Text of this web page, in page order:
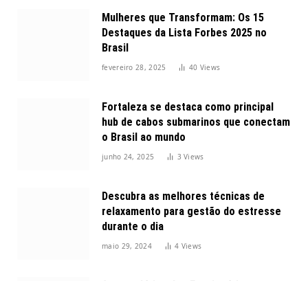
Mulheres que Transformam: Os 15
Destaques da Lista Forbes 2025 no
Brasil
fevereiro 28, 2025 40 Views
Fortaleza se destaca como principal
hub de cabos submarinos que conectam
o Brasil ao mundo
junho 24, 2025 3Views
Descubra as melhores técnicas de
relaxamento para gestão do estresse
durante o dia
maio 29, 2024 4 Views